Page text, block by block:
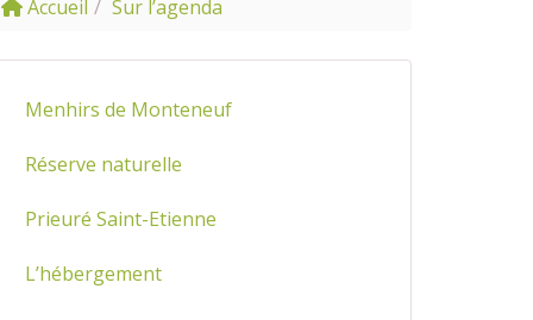
Accueil Sur l’agenda
Menhirs de Monteneuf
Réserve naturelle
Prieuré Saint-Etienne
L’hébergement